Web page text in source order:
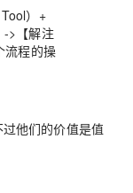
）+
->【解注
流程的操
他们的价值是值